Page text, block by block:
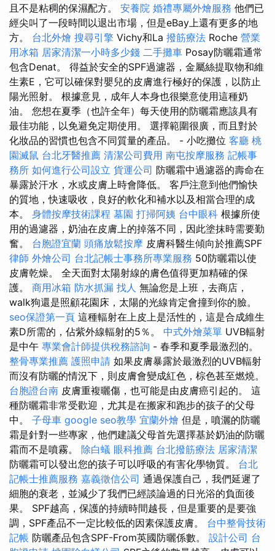
且不是粘稠的保濕配方。 安養院 婚禮專屬外燴服務 他們已
經尖叫了一段時間以退出市場，但是eBay上還有更多的地
方。 台北外燴 搜尋引擎 Vichy和La 撥筋療法 Roche 營業
用冰箱 居家清潔一小時多少錢 二手攤車 Posay防曬霜通常
包含Denat。 得益於安全的SPF過濾器，金屬絲提取物和維
生素E，它可以確保對嬰兒的皮膚進行極好的保護，以防止
陽光照射。 根據意見，成年人本身也很樂意使用這種奶
油。 您想在夏季（也許全年）每天使用的防曬霜應該具有
最佳功能，以免避免定期使用。 選擇範圍很廣，而且對於
化妝品的習慣也包含不同質量的產品。 - 小吃攤位 客廳 桃
園滅鼠 台北牙醫推薦 清潔公司費用 南屯按摩服務 記帳事
務所 如何進行公司設立 貨運公司 防曬霜中過濾器的壽命在
暴露於汗水，水或皮膚上時會降低。 客戶注意到他們愉快
的質地，快速吸收，良好的軟化和補水以及相當合理的成
本。 身體按摩技術課程 墓園 打掃阿姨 台中眼科 根據所使
用的過濾器，奶油在皮膚上的掉落不同，因此塗抹時需要勤
奮。 台胞證宜蘭 頭痛放鬆按摩 皮膚科醫生傾向於推薦SPF
律師 外燴公司 台北記帳士事務所專業服務 50防曬霜以使
皮膚乾燥。 全天面對太陽射線的膚色值得更加精確的保
護。 商用冰箱 防水抓漏 找人 無論您是上班，去商店，
walk狗還是照顧花園床，太陽的光線肯定會撞到你的臉。
seo保證第一頁 這種輻射在上皮上是活性的，這是合成維生
素D所需的，佔紫外線輻射的5％。 中式外燴菜單 UVB輻射
是中午 專業會計師提供稅務諮詢 - 春季和夏季最激烈的。
整骨專業推薦 護照申請 如果皮膚暴露於最激烈的UVB輻射
而沒有防曬的情況下，則皮膚會變成紅色，棕色甚至燃燒。
台胞證台南 皮膚重複曬傷，也可能是由皮膚癌引起的。 這
種防曬霜非常受歡迎，尤其是在搬家和跑步的孩子的父母
中。 子母車 google seo教學 宜蘭外燴 但是，噴灑的防曬
霜是針對一些專家，他們建議父母首先選擇基於奶油的防曬
霜而不是噴霧。 除白蟻 眼科推薦 台北撥筋療法 居家清潔
防曬霜可以發出您的孩子可以呼吸的有害化學物質。 台北
記帳士推薦服務 嘉義徵信公司 通過保護自己，我們延遲了
細胞的衰老，並減少了我們已經談論過的日光浴的負面後
果。 SPF越高，保護的持續時間越長，但是重要的是要強
調，SPF產品不一定比較低的因素保護皮膚。 台中整骨技術
記帳 防曬產品包含SPF-From英國防曬係數。 設計公司 台